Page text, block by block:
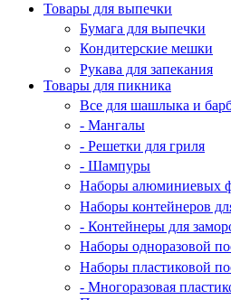
Товары для выпечки
Бумага для выпечки
Кондитерские мешки
Рукава для запекания
Товары для пикника
Все для шашлыка и
- Мангалы
- Решетки для гриля
- Шампуры
Наборы алюминиевых
Наборы контейнеров
- Контейнеры для
Наборы одноразовой
Наборы пластиковой
- Многоразовая